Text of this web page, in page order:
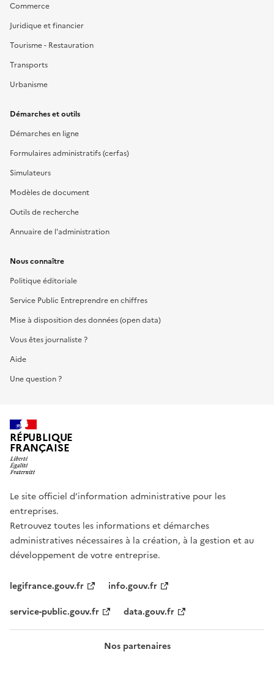
Commerce
Juridique et financier
Tourisme - Restauration
Transports
Urbanisme
Démarches et outils
Démarches en ligne
Formulaires administratifs (cerfas)
Simulateurs
Modèles de document
Outils de recherche
Annuaire de l'administration
Nous connaître
Politique éditoriale
Service Public Entreprendre en chiffres
Mise à disposition des données (open data)
Vous êtes journaliste ?
Aide
Une question ?
RÉPUBLIQUE
FRANÇAISE
Le site officiel d’information administrative pour les
entreprises.
Retrouvez toutes les informations et démarches
administratives nécessaires à la création, à la gestion et au
développement de votre entreprise.
legifrance.gouv.fr
info.gouv.fr
service-public.gouv.fr
data.gouv.fr
Nos partenaires